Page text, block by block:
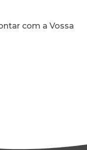
com a Vossa